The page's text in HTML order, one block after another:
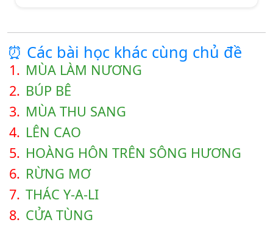
⏰ Các bài học khác cùng chủ đề
1. MÙA LÀM NƯƠNG
2. BÚP BÊ
3. MÙA THU SANG
4. LÊN CAO
5. HOÀNG HÔN TRÊN SÔNG HƯƠNG
6. RỪNG MƠ
7. THÁC Y-A-LI
8. CỬA TÙNG